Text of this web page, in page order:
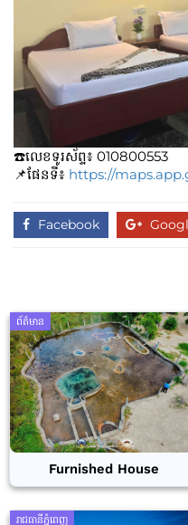
☎️លេខទូរស័ព្ទ៖​​ 010800553
📌ផែនទី៖ https://
Facebook
ព័ត៌មាន
Furnished House
រាជធានីភ្នំពេញ